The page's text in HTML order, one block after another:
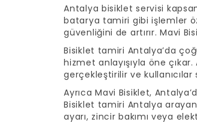
Antalya bisiklet servisi
batarya tamiri gibi işlemler
güvenliğini de artırır. Mavi
Bisiklet tamiri Antalya’da
hizmet anlayışıyla öne
gerçekleştirilir ve
Ayrıca Mavi Bisiklet,
Bisiklet tamiri Antalya
ayarı, zincir bakımı veya